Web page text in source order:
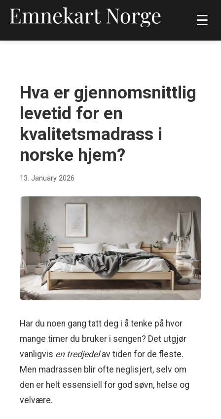
☰
Hva er gjennomsnittlig
levetid for en
kvalitetsmadrass i
norske hjem?
13. January 2026
Har du noen gang tatt deg i å tenke på hvor
mange timer du bruker i sengen? Det utgjør
vanligvis en tredjedelav tiden for de fleste.
Men madrassen blir ofte neglisjert, selv om
den er helt essensiell for god søvn, helse og
velvære.